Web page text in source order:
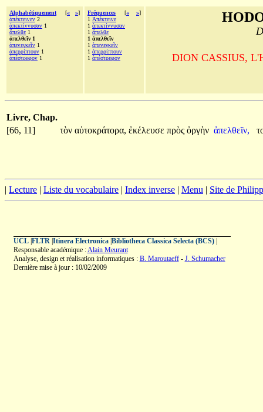
Alphabétiquement [« »]
ἀπέκτεινεν 2
ἀπεκτίννυσαν 1
ἄπελθε 1
ἀπελθεῖν 1
ἀπενεγκεῖν 1
ἀπερρίπτουν 1
ἀπέστρεφον 1
Fréquences [« »]
1 Ἀπέκτεινε
1 ἀπεκτίννυσαν
1 ἄπελθε
1 ἀπελθεῖν
1 ἀπενεγκεῖν
1 ἀπερρίπτουν
1 ἀπέστρεφον DION CASSIUS,
Livre, Chap.
[66, 11]
τὸν αὐτοκράτορα, ἐκέλευσε πρὸς ὀργὴν ἀπελθεῖν,
| Lecture | Liste du vocabulaire | Index inverse | Menu | Site de
UCL| FLTR| Itinera Electronica| Bibliotheca Classica Selecta (BCS)|
Responsable académique :Alain Meurant
Analyse, design et réalisation informatiques : B. Maroutaeff- J. Schumacher
Dernière mise à jour : 10/02/2009